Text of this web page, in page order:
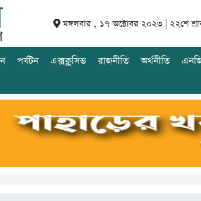
মঙ্গলবার , ১৭ অক্টোবর ২০২৩ | ২২শে
পর্যটন এক্সক্লুসিভ রাজনীতি অর্থনীতি